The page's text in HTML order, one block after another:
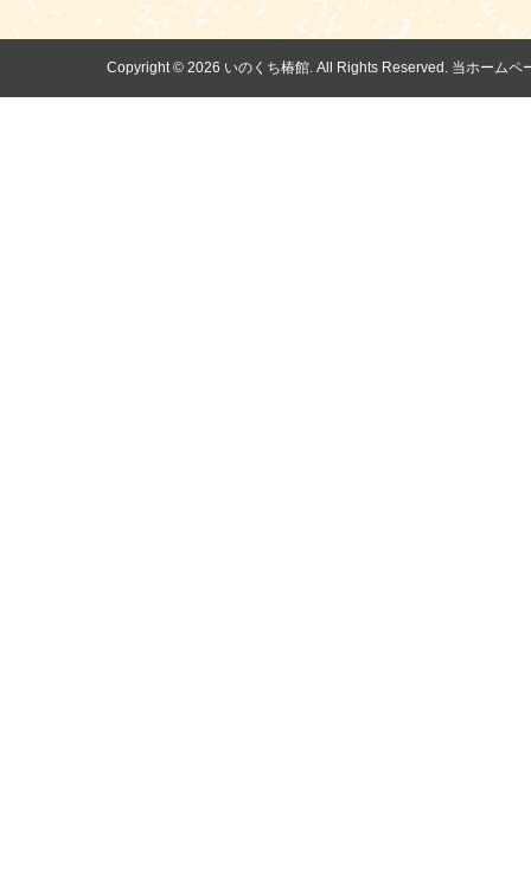
Copyright ©2026 いのくち椿館. All Rights Reserved. 当ホーム